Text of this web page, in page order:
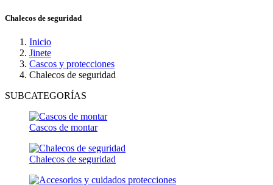
Chalecos de seguridad
Inicio
Jinete
Cascos y protecciones
Chalecos de seguridad
SUBCATEGORÍAS
Cascos de montar
Chalecos de seguridad